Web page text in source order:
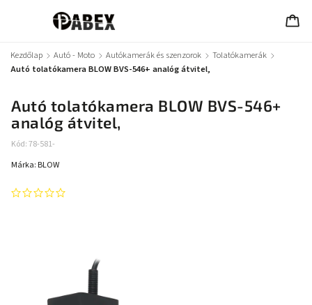
Kezdőlap / Autó - Moto / Autókamerák és szenzorok / Tolatókamerák /
Autó tolatókamera BLOW BVS-546+ analóg átvitel,
Autó tolatókamera BLOW BVS-546+
analóg átvitel,
Kód:78-581-
Márka: BLOW